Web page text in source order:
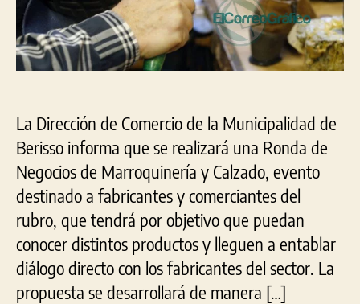
La Dirección de Comercio de la Municipalidad de
Berisso informa que se realizará una Ronda de
Negocios de Marroquinería y Calzado, evento
destinado a fabricantes y comerciantes del
rubro, que tendrá por objetivo que puedan
conocer distintos productos y lleguen a entablar
diálogo directo con los fabricantes del sector. La
propuesta se desarrollará de manera […]